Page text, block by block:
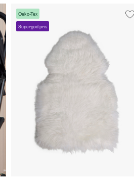
Oeko-Tex
Supergod pris